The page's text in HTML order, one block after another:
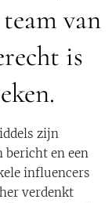
van
is
zijn
bericht en een
influencers
verdenkt